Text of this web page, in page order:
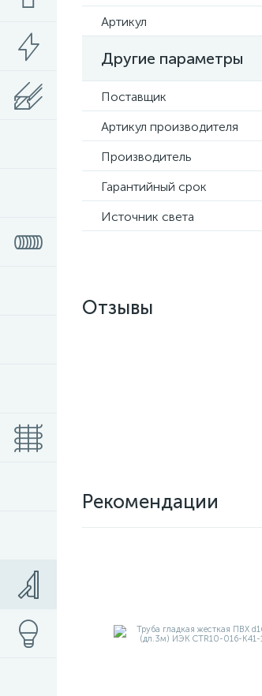
Артикул
Другие параметры
Поставщик
Артикул производителя
Производитель
Гарантийный срок
Источник света
Отзывы
Рекомендации